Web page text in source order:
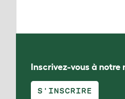
Inscrivez-vous à notre
S'INSCRIRE